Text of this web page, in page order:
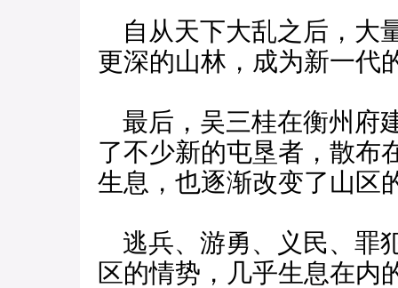
自从天下大乱之后，大
更深的山林，成为新一代
最后，吴三桂在衡州府
了不少新的屯垦者，散布
生息，也逐渐改变了山区
逃兵、游勇、义民、罪
区的情势，几乎生息在内